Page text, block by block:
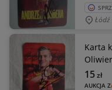
Łódź
Karta
AUKCJA Z
15zł